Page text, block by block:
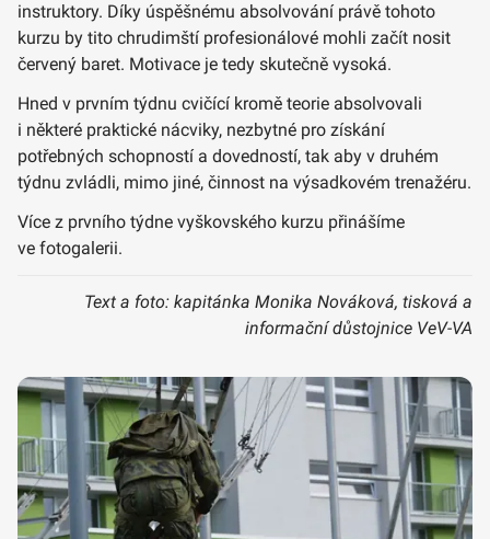
instruktory. Díky úspěšnému absolvování právě tohoto
kurzu by tito chrudimští profesionálové mohli začít nosit
červený baret. Motivace je tedy skutečně vysoká.
Hned v prvním týdnu cvičící kromě teorie absolvovali
i některé praktické nácviky, nezbytné pro získání
potřebných schopností a dovedností, tak aby v druhém
týdnu zvládli, mimo jiné, činnost na výsadkovém trenažéru.
Více z prvního týdne vyškovského kurzu přinášíme
ve fotogalerii.
Text a foto: kapitánka Monika Nováková, tisková a
informační důstojnice VeV-VA